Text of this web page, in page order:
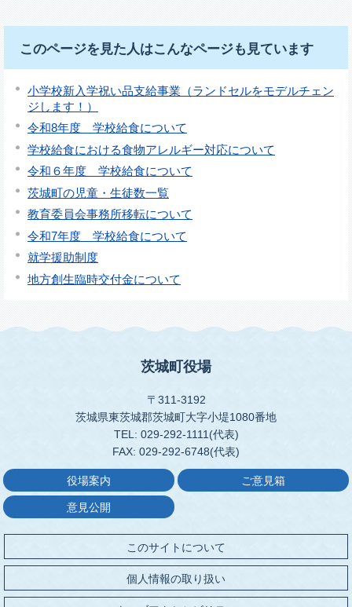
このページを見た人はこんなページも見ています
小学校新入学祝い品支給事業（ランドセルをモデルチェン
ジします！）
令和8年度 学校給食について
学校給食における食物アレルギー対応について
令和６年度 学校給食について
茨城町の児童・生徒数一覧
教育委員会事務所移転について
令和7年度 学校給食について
就学援助制度
地方創生臨時交付金について
茨城町役場
〒311-3192
茨城県東茨城郡茨城町大字小堤1080番地
TEL: 029-292-1111(代表)
FAX: 029-292-6748(代表)
役場案内 ご意見箱
意見公開
このサイトについて
個人情報の取り扱い